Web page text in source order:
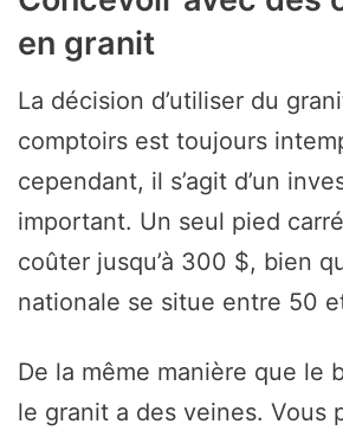
en granit
La décision d’utiliser du
comptoirs est toujours
cependant, il s’agit d’un
important. Un seul pied
coûter jusqu’à 300 $, bien
nationale se situe entre 50
De la même manière que le
le granit a des veines. Vous